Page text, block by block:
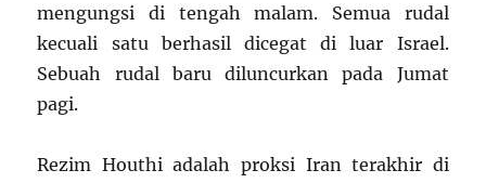
mengungsi di tengah malam. Semua rudal
kecuali satu berhasil dicegat di luar Israel.
Sebuah rudal baru diluncurkan pada Jumat
pagi.
Rezim Houthi adalah proksi Iran terakhir di